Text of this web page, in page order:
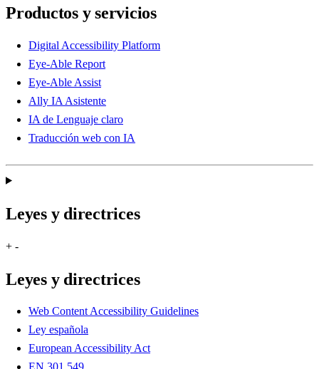
Productos y servicios
Digital Accessibility Platform
Eye-Able Report
Eye-Able Assist
Ally IA Asistente
IA de Lenguaje claro
Traducción web con IA
Leyes y directrices
+ -
Leyes y directrices
Web Content Accessibility Guidelines
Ley española
European Accessibility Act